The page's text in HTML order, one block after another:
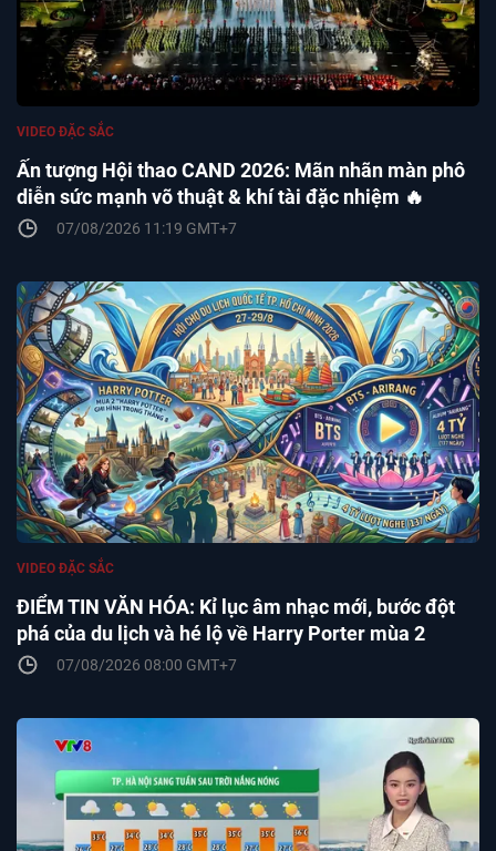
Ấn tượng Hội thao CAND 2026: Mãn nhãn màn phô
diễn sức mạnh võ thuật & khí tài đặc nhiệm 🔥
VIDEO ĐẶC SẮC
07/08/2026 11:19 GMT+7
ĐIỂM TIN VĂN HÓA: Kỉ lục âm nhạc mới, bước đột
phá của du lịch và hé lộ về Harry Porter mùa 2
VIDEO ĐẶC SẮC
07/08/2026 08:00 GMT+7